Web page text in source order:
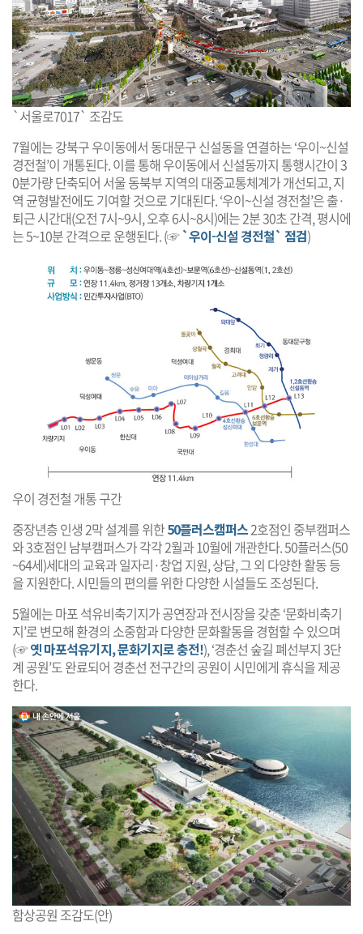
`서울로7017` 조감도
7월에는 강북구 우이동에서 동대문구 신설동을 연결하는 ‘우이~신설
경전철’이 개통된다. 이를 통해 우이동에서 신설동까지 통행시간이 3
0분가량 단축되어 서울 동북부 지역의 대중교통체계가 개선되고, 지
역 균형발전에도 기여할 것으로 기대된다. ‘우이~신설 경전철’은 출·
퇴근 시간대(오전 7시~9시, 오후 6시~8시)에는 2분 30초 간격, 평시에
는 5~10분 간격으로 운행된다. (☞`우이-신설 경전철` 점검)
우이 경전철 개통 구간
중장년층 인생 2막 설계를 위한50플러스캠퍼스2호점인 중부캠퍼스
와 3호점인 남부캠퍼스가 각각 2월과 10월에 개관한다. 50플러스(50
~64세)세대의 교육과 일자리·창업 지원, 상담, 그 외 다양한 활동 등
을 지원한다. 시민들의 편의를 위한 다양한 시설들도 조성된다.
5월에는 마포 석유비축기지가 공연장과 전시장을 갖춘 ‘문화비축기
지’로 변모해 환경의 소중함과 다양한 문화활동을 경험할 수 있으며
(☞옛 마포석유기지, 문화기지로 충전!), ‘경춘선 숲길 폐선부지 3단
계 공원’도 완료되어 경춘선 전구간의 공원이 시민에게 휴식을 제공
한다.
함상공원 조감도(안)